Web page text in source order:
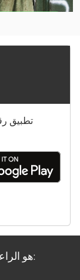
TruckScout24.ma هو الراعي الرسمي لـ: